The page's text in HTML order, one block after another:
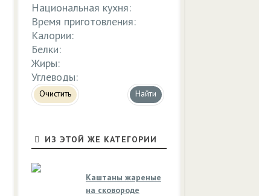
Национальная кухня:
Время приготовления:
Калории:
Белки:
Жиры:
Углеводы:
Очистить
ИЗ ЭТОЙ ЖЕ КАТЕГОРИИ
Каштаны жареные
на сковороде